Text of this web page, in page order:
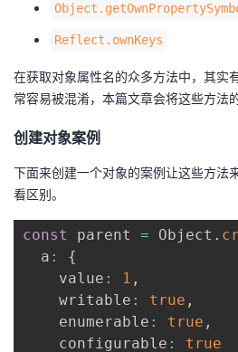
博
的
坛
我
圈
子
的
直
我
的
我
Reflect.ownKeys
在获取对象属性名的众多方法中，其实
常容易被混淆，本篇文章会将这些方法
创建对象案例
下面来创建一个对象的案例让这些方法
看区别。
const parent = Object .
  a
:
{
    value
: 1 ,
    writable
: true ,
    enumerable
: true ,
    configurable
:
true